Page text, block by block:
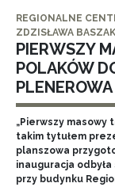
REGIONALNE
ZDZISŁAWA
PIERWSZY
POLAKÓW
PLENEROWA
„Pierwszy masowy
takim tytułem
planszowa
inauguracja odbyła
przy budynku